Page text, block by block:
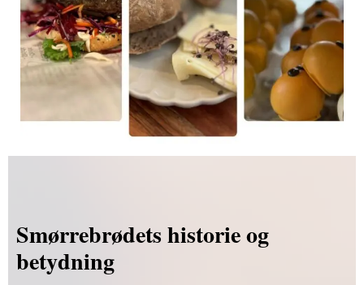
Smørrebrødets historie og
betydning